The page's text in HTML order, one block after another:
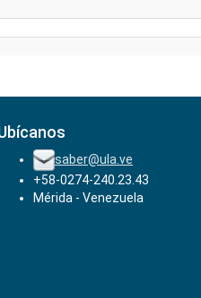
saber@ula.ve
+58-0274-240.23.43
Mérida - Venezuela